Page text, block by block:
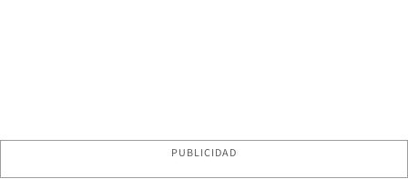
PUBLICIDAD